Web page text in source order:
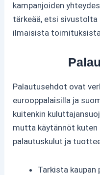
kampanjoiden
tärkeää, etsi
ilmaisista
Palautusehdot ovat
eurooppalaisilla ja
kuitenkin
mutta käytännöt kuten
palautuskulut ja
Tarkista